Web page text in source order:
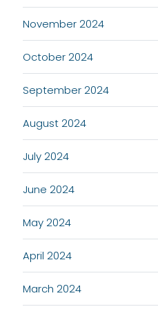
November 2024
October 2024
September 2024
August 2024
July 2024
June 2024
May 2024
April 2024
March 2024